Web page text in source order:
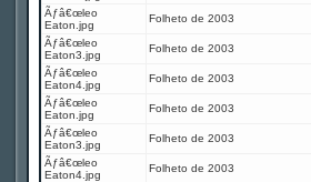
Ãƒâ€œleo
Eaton.jpg
Folheto de 2003
Ãƒâ€œleo
Eaton3.jpg
Folheto de 2003
Ãƒâ€œleo
Eaton4.jpg
Folheto de 2003
Ãƒâ€œleo
Eaton.jpg
Folheto de 2003
Ãƒâ€œleo
Eaton3.jpg
Folheto de 2003
Ãƒâ€œleo
Eaton4.jpg
Folheto de 2003